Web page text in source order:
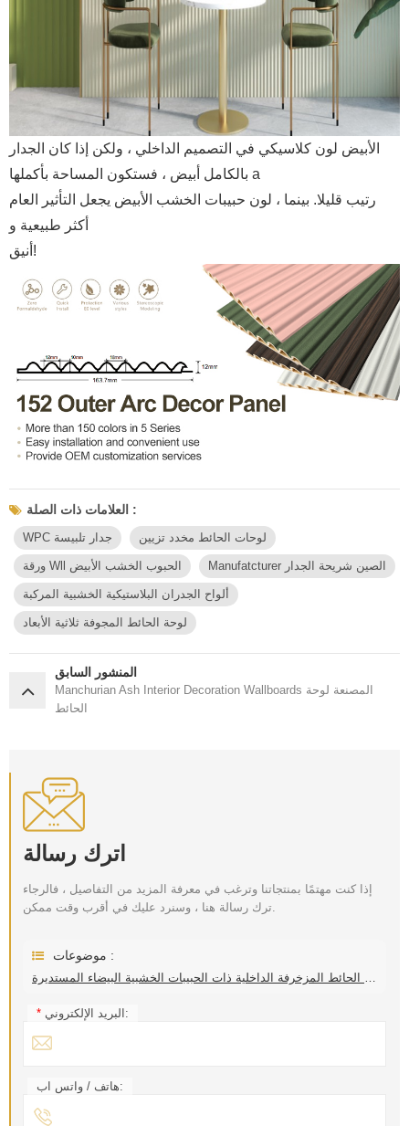
الأبيض لون كلاسيكي في التصميم الداخلي ، ولكن إذا كان الجدار
بالكامل أبيض ، فستكون المساحة بأكملها a
رتيب قليلا. بينما ، لون حبيبات الخشب الأبيض يجعل التأثير العام
أكثر طبيعية و
أنيق!
العلامات ذات الصلة :
WPC جدار تلبيسة لوحات الحائط مخدد تزيين
ورقة Wll الحبوب الخشب الأبيض Manufatcturer الصين شريحة الجدار
ألواح الجدران البلاستيكية الخشبية المركبة
لوحة الحائط المجوفة ثلاثية الأبعاد
المنشور السابق
Manchurian Ash Interior Decoration Wallboards المصنعة لوحة
الحائط
اترك رسالة
إذا كنت مهتمًا بمنتجاتنا وترغب في معرفة المزيد من التفاصيل ، فالرجاء
ترك رسالة هنا ، وسنرد عليك في أقرب وقت ممكن.
موضوعات :
لوحة الحائط المزخرفة الداخلية ذات الحبيبات الخشبية البيضاء المستديرة
* البريد الإلكتروني:
هاتف / واتس اب: